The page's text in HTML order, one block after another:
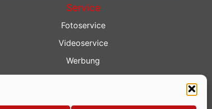
Service
Fotoservice
Videoservice
Werbung